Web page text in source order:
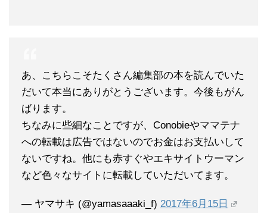
あ、こちらこそたくさん編集部の本を読んでいた
だいて本当にありがとうございます。今後もがん
ばります。
ちなみに些細なことですが、Conobieやママテナ
への転載は広告ではないのでお金はお支払いして
ないですね。他にも赤すぐやエキサイトウーマン
など色々なサイトに転載していただいてます。
— ヤマサキ (@yamasaaaki_f) 2017年6月15日